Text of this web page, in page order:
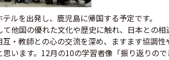
ルを出発し、鹿児島に帰国する予定です。
て他国の優れた文化や歴史に触れ、日本との
・教師との心の交流を深め、ますます協調性
思います。12月の10の学習者像「振り返りの